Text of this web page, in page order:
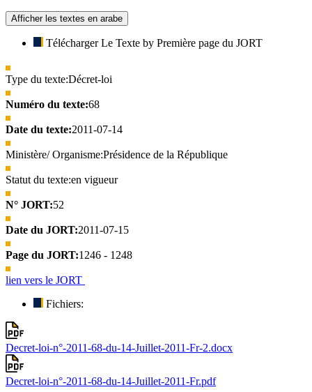
Afficher les textes en arabe
Télécharger Le Texte by Première page du JORT
Type du texte:Décret-loi
Numéro du texte:68
Date du texte:2011-07-14
Ministère/ Organisme:Présidence de la République
Statut du texte:en vigueur
N° JORT:52
Date du JORT:2011-07-15
Page du JORT:1246 - 1248
lien vers le JORT
Fichiers:
Decret-loi-n°-2011-68-du-14-Juillet-2011-Fr-2.docx
Decret-loi-n°-2011-68-du-14-Juillet-2011-Fr.pdf